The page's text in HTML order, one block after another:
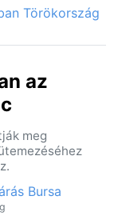
Törökország
az
meg
Bursa